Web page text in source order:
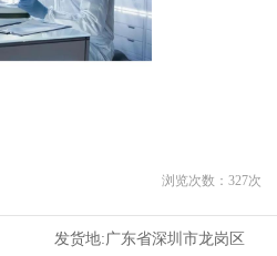
浏览次数： 327次
发货地:广东省深圳市龙岗区